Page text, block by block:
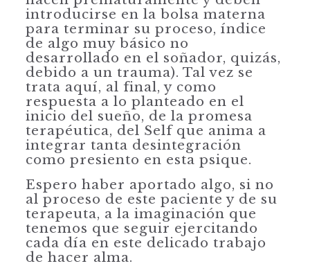
introducirse en la bolsa materna
para terminar su proceso, índice
de algo muy básico no
desarrollado en el soñador, quizás,
debido a un trauma). Tal vez se
trata aquí, al final, y como
respuesta a lo planteado en el
inicio del sueño, de la promesa
terapéutica, del Self que anima a
integrar tanta desintegración
como presiento en esta psique.
Espero haber aportado algo, si no
al proceso de este paciente y de su
terapeuta, a la imaginación que
tenemos que seguir ejercitando
cada día en este delicado trabajo
de hacer alma.